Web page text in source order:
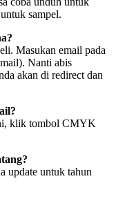
sampel.
Masukan email pada
Nanti abis
akan di redirect dan
klik tombol CMYK
update untuk tahun